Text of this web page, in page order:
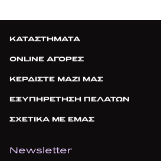
ΚΑΤΑΣΤΗΜΑΤΑ
ONLINE ΑΓΟΡΕΣ
ΚΕΡΔΙΣΤΕ ΜΑΖΙ ΜΑΣ
ΕΞΥΠΗΡΕΤΗΣΗ ΠΕΛΑΤΩΝ
ΣΧΕΤΙΚΑ ΜΕ ΕΜΑΣ
Newsletter